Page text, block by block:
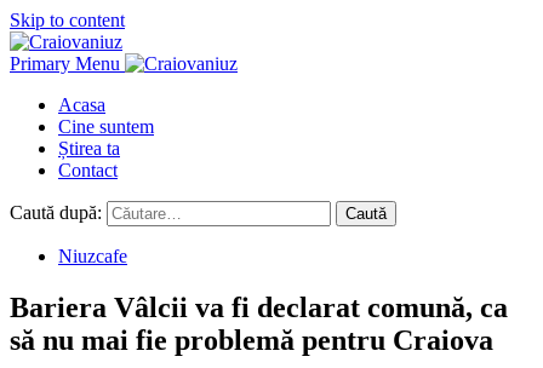
Skip to content
Primary Menu
Acasa
Cine suntem
Știrea ta
Contact
Caută după:
Niuzcafe
Bariera Vâlcii va fi declarat comună, ca
să nu mai fie problemă pentru Craiova